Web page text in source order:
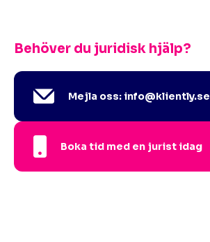
Behöver du juridisk hjälp?
Mejla oss: info@kliently.se
Boka tid med en jurist idag